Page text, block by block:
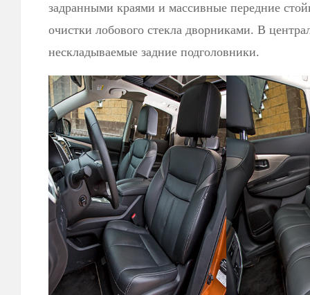
задранными краями и массивные передние
очистки лобового стекла дворниками. В
нескладываемые задние подголовники.